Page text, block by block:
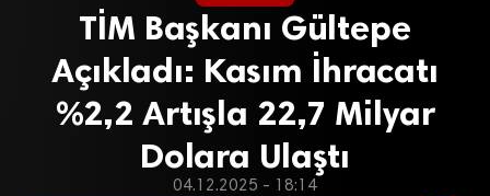
TİM Başkanı Gültepe
Açıkladı: Kasım İhracatı
%2,2 Artışla 22,7 Milyar
Dolara Ulaştı
04.12.2025 - 18:14